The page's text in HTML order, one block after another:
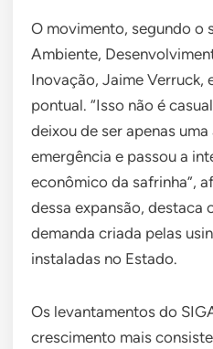
O movimento, segundo o
Ambiente,
Inovação, Jaime Verruck,
pontual. “Isso não é
deixou de ser apenas
emergência e passou a
econômico da safrinha”,
dessa expansão, destaca
demanda criada pelas
instaladas no Estado.
Os levantamentos do
crescimento mais